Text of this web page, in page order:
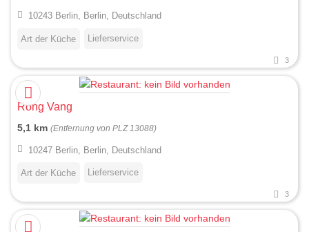
10243 Berlin, Berlin, Deutschland
Art der Küche Lieferservice
3
Rong Vang
5,1 km (Entfernung von PLZ 13088)
10247 Berlin, Berlin, Deutschland
Art der Küche Lieferservice
3